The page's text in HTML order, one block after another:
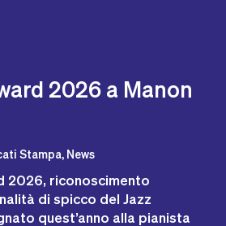
2026 a Manon
Stampa, News
2026, riconoscimento
di spicco del Jazz
quest’anno alla pianista